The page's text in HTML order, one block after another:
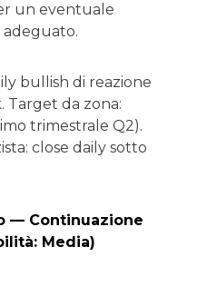
un eventuale
adeguato.
bullish di reazione
Target da zona:
trimestrale Q2).
close daily sotto
— Continuazione
Media)